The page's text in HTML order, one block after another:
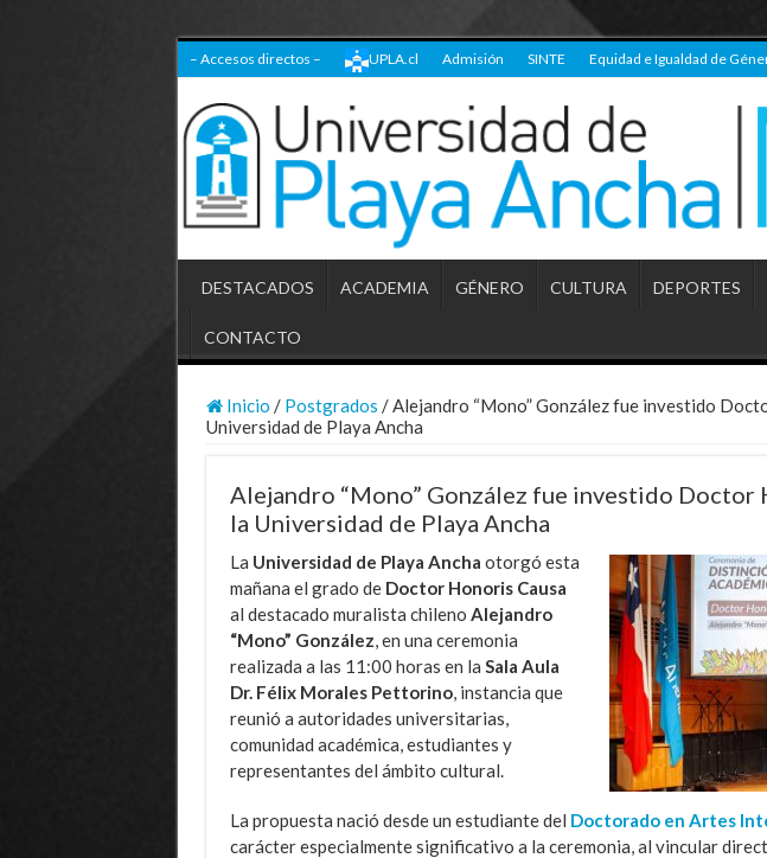
– Accesos directos – UPLA.cl Admisión SINTE Equidad e Igualdad de
DESTACADOS ACADEMIA GÉNERO CULTURA DEPORTES
CONTACTO
Inicio / Postgrados / Alejandro “Mono” González fue investido
Universidad de Playa Ancha
Alejandro “Mono” González fue investido Doctor
la Universidad de Playa Ancha
La Universidad de Playa Ancha otorgó esta
mañana el grado de Doctor Honoris Causa
al destacado muralista chileno Alejandro
“Mono” González , en una ceremonia
realizada a las 11:00 horas en la Sala Aula
Dr. Félix Morales Pettorino, instancia que
reunió a autoridades universitarias,
comunidad académica, estudiantes y
representantes del ámbito cultural.
La propuesta nació desde un estudiante del Doctorado en Artes
carácter especialmente significativo a la ceremonia, al vincular